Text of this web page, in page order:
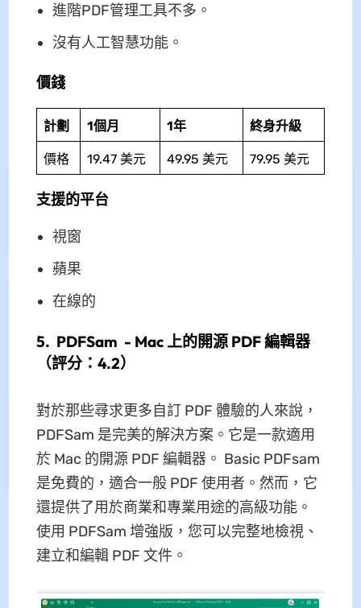
進階PDF管理工具不多。
沒有人工智慧功能。
價錢
計劃 1個月 1年 終身升級
價格 19.47 美元 49.95 美元 79.95 美元
支援的平台
視窗
蘋果
在線的
5. PDFSam - Mac 上的開源 PDF 編輯器
（評分：4.2）
對於那些尋求更多自訂 PDF 體驗的人來說，
PDFSam 是完美的解決方案。它是一款適用
於 Mac 的開源 PDF 編輯器。 Basic PDFsam
是免費的，適合一般 PDF 使用者。然而，它
還提供了用於商業和專業用途的高級功能。
使用 PDFSam 增強版，您可以完整地檢視、
建立和編輯 PDF 文件。